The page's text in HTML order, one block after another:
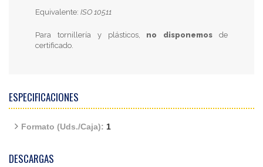
Equivalente: ISO 10511
Para tornillería y plásticos, no disponemos de
certificado.
ESPECIFICACIONES
Formato (Uds./Caja): 1
DESCARGAS